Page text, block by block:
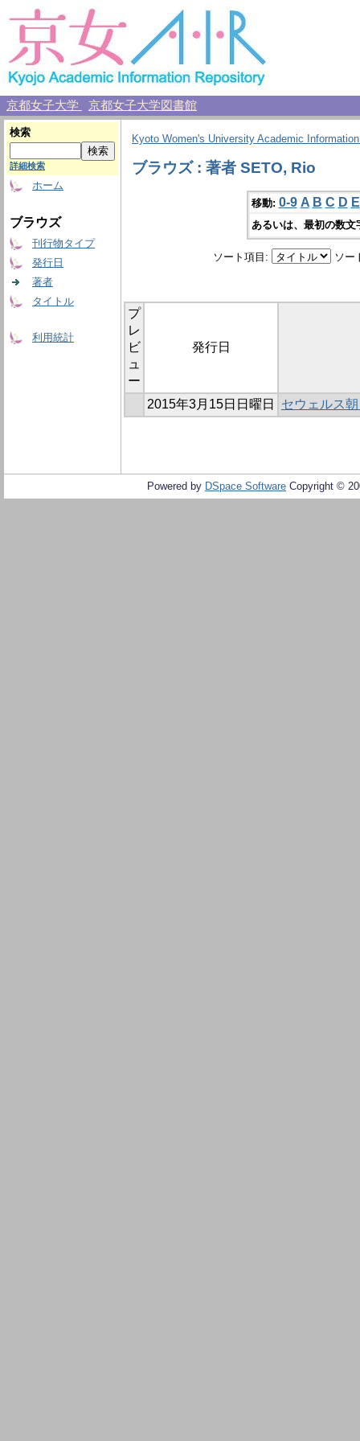
京都女子大学 京都女子大学図書館
検索
詳細検索
ホーム
ブラウズ
刊行物タイプ
発行日
著者
タイトル
利用統計
Kyoto Women's University Academic
ブラウズ : 著者 SETO, Rio
移動: 0-9 A B C D E
あるいは、最初の数
ソート項目: ソー
プ
レ
ビ
ュ
ー
発行日
2015年3月15日日曜日 セウェルス
Powered by DSpace Software Copyright ©